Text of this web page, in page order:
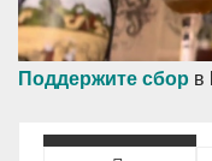
Поддержите сбор в